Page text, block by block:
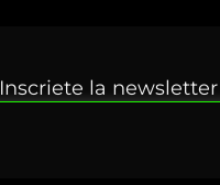
Inscriete la newsletter